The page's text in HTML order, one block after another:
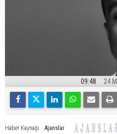
09:48 24
Haber Kaynağı Ajanslar